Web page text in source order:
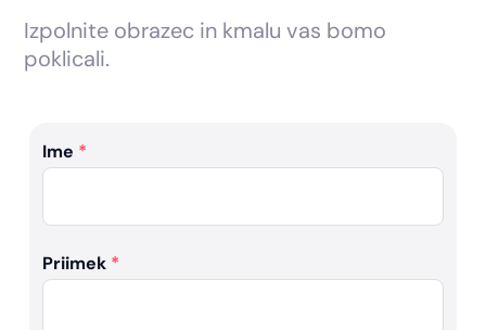
Izpolnite obrazec in kmalu vas bomo
poklicali.
Ime *
Priimek *